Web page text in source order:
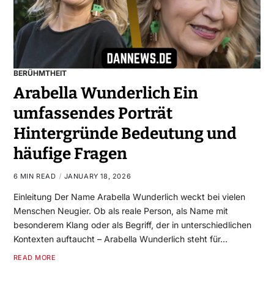
BERÜHMTHEIT
Arabella Wunderlich Ein
umfassendes Porträt
Hintergründe Bedeutung und
häufige Fragen
6 MIN READ JANUARY 18, 2026
Einleitung Der Name Arabella Wunderlich weckt bei vielen
Menschen Neugier. Ob als reale Person, als Name mit
besonderem Klang oder als Begriff, der in unterschiedlichen
Kontexten auftaucht – Arabella Wunderlich steht für…
READ MORE